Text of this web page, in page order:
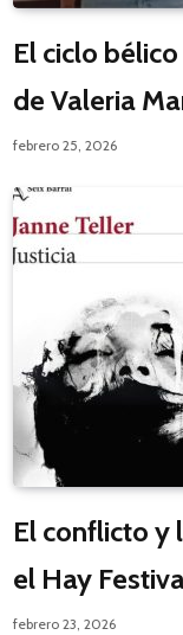
El ciclo
de Valeria
febrero 25, 2026
El conflicto y
el Hay
febrero 23, 2026